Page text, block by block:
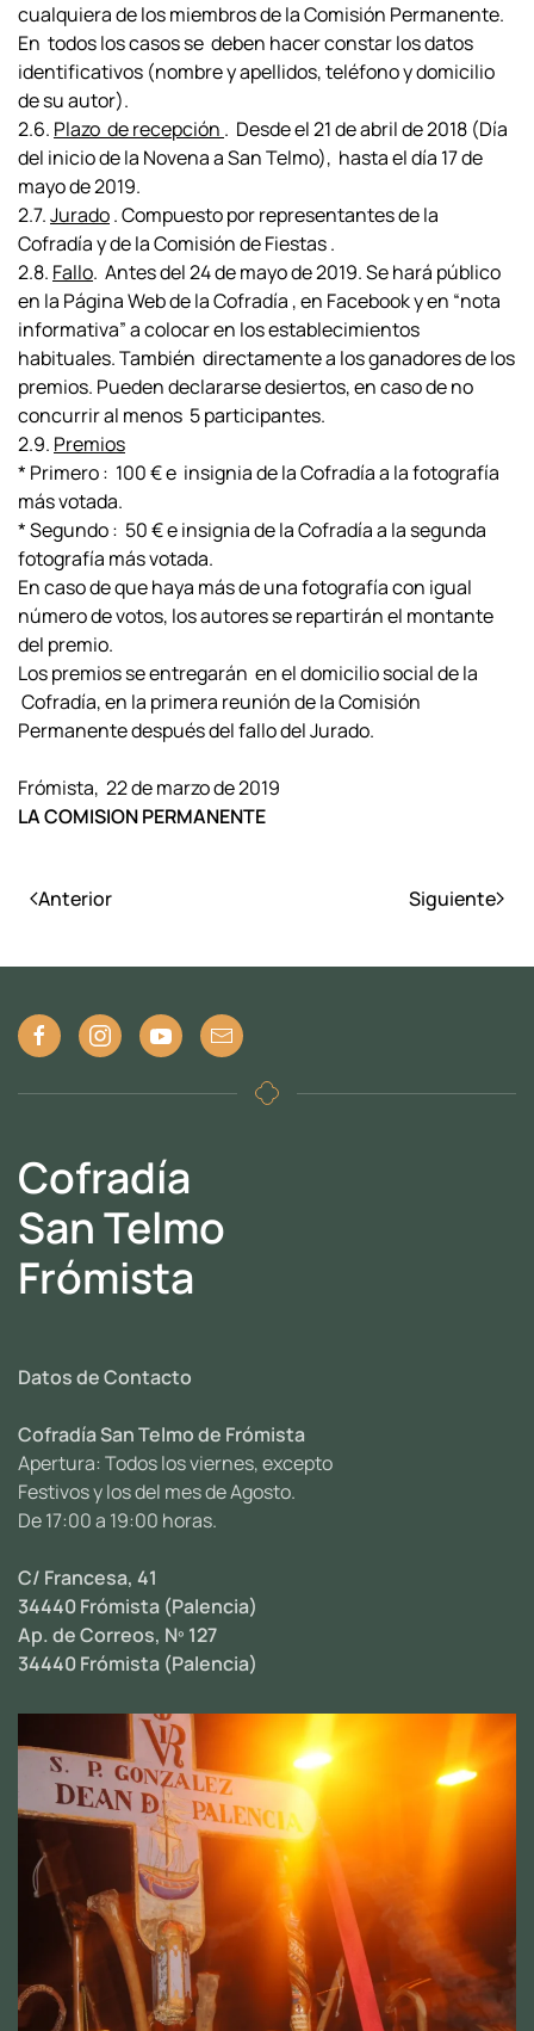
cualquiera de los miembros de la Comisión Permanente.
En todos los casos se deben hacer constar los datos
identificativos (nombre y apellidos, teléfono y domicilio
de su autor).
2.6. Plazo de recepción . Desde el 21 de abril de 2018 (Día
del inicio de la Novena a San Telmo), hasta el día 17 de
mayo de 2019.
2.7.Jurado. Compuesto por representantes de la
Cofradía y de la Comisión de Fiestas .
2.8. Fallo. Antes del 24 de mayo de 2019. Se hará público
en la Página Web de la Cofradía , en Facebook y en “nota
informativa” a colocar en los establecimientos
habituales. También directamente a los ganadores de los
premios. Pueden declararse desiertos, en caso de no
concurrir al menos 5 participantes.
2.9. Premios
* Primero : 100 € e insignia de la Cofradía a la fotografía
más votada.
* Segundo : 50 € e insignia de la Cofradía a la segunda
fotografía más votada.
En caso de que haya más de una fotografía con igual
número de votos, los autores se repartirán el montante
del premio.
Los premios se entregarán en el domicilio social de la
Cofradía, en la primera reunión de la Comisión
Permanente después del fallo del Jurado.
Frómista, 22 de marzo de 2019
LA COMISION PERMANENTE
Anterior Siguiente
Cofradía
San Telmo
Frómista
Datos de Contacto
Cofradía San Telmo de Frómista
Apertura: Todos los viernes, excepto
Festivos y los del mes de Agosto.
De 17:00 a 19:00 horas.
C/ Francesa, 41
34440 Frómista (Palencia)
Ap. de Correos, Nº 127
34440 Frómista (Palencia)